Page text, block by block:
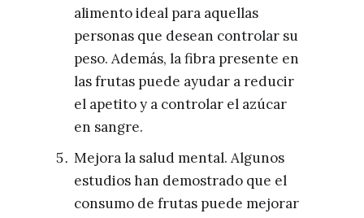
alimento ideal para aquellas
personas que desean controlar su
peso. Además, la fibra presente en
las frutas puede ayudar a reducir
el apetito y a controlar el azúcar
en sangre.
Mejora la salud mental. Algunos
estudios han demostrado que el
consumo de frutas puede mejorar